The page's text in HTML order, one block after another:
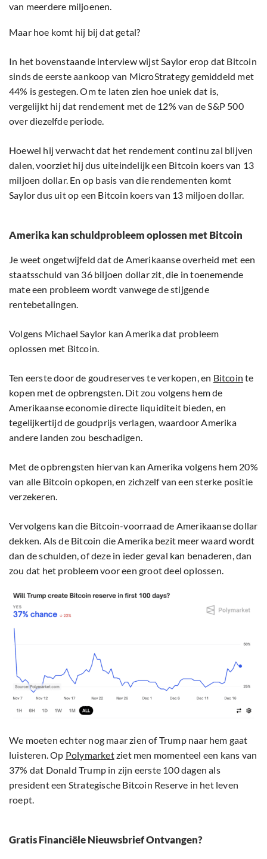
van meerdere miljoenen.
Maar hoe komt hij bij dat getal?
In het bovenstaande interview wijst Saylor erop dat Bitcoin
sinds de eerste aankoop van MicroStrategy gemiddeld met
44% is gestegen. Om te laten zien hoe uniek dat is,
vergelijkt hij dat rendement met de 12% van de S&P 500
over diezelfde periode.
Hoewel hij verwacht dat het rendement continu zal blijven
dalen, voorziet hij dus uiteindelijk een Bitcoin koers van 13
miljoen dollar. En op basis van die rendementen komt
Saylor dus uit op een Bitcoin koers van 13 miljoen dollar.
Amerika kan schuldprobleem oplossen met Bitcoin
Je weet ongetwijfeld dat de Amerikaanse overheid met een
staatsschuld van 36 biljoen dollar zit, die in toenemende
mate een probleem wordt vanwege de stijgende
rentebetalingen.
Volgens Michael Saylor kan Amerika dat probleem
oplossen met Bitcoin.
Ten eerste door de goudreserves te verkopen, en Bitcoin te
kopen met de opbrengsten. Dit zou volgens hem de
Amerikaanse economie directe liquiditeit bieden, en
tegelijkertijd de goudprijs verlagen, waardoor Amerika
andere landen zou beschadigen.
Met de opbrengsten hiervan kan Amerika volgens hem 20%
van alle Bitcoin opkopen, en zichzelf van een sterke positie
verzekeren.
Vervolgens kan die Bitcoin-voorraad de Amerikaanse dollar
dekken. Als de Bitcoin die Amerika bezit meer waard wordt
dan de schulden, of deze in ieder geval kan benaderen, dan
zou dat het probleem voor een groot deel oplossen.
We moeten echter nog maar zien of Trump naar hem gaat
luisteren. Op Polymarketziet men momenteel een kans van
37% dat Donald Trump in zijn eerste 100 dagen als
president een Strategische Bitcoin Reserve in het leven
roept.
Gratis Financiële Nieuwsbrief Ontvangen?